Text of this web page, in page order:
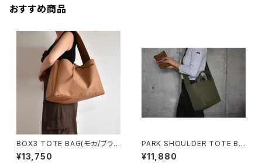
おすすめ商品
BOX3 TOTE BAG(モカ/ブラウ
ン）
¥13,750
PARK SHOULDER TOTE BA
G (オリーブ/カーキ)
¥11,880